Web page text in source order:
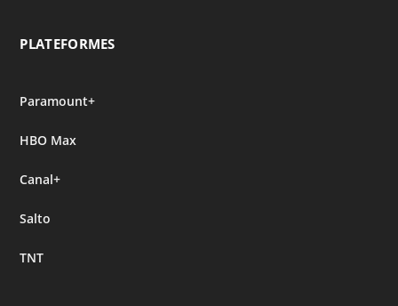
PLATEFORMES
Paramount+
HBO Max
Canal+
Salto
TNT